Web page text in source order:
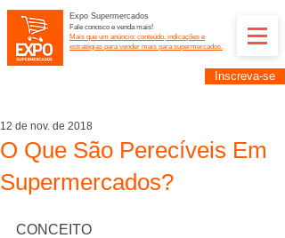
Expo Supermercados
Fale conosco e venda mais!
Mais que um anúncio: conteúdo, indicações e
estratégias para vender mais para supermercados.
Inscreva-se
O Que São Perecíveis Em
Supermercados?
12 de nov. de 2018
CONCEITO